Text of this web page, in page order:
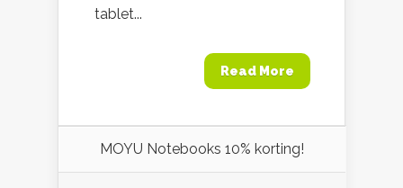
tablet...
Read More
MOYU Notebooks 10% korting!